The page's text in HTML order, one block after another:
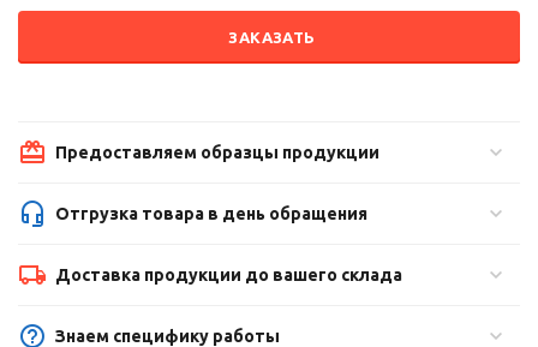
ЗАКАЗАТЬ
Предоставляем образцы продукции
Отгрузка товара в день обращения
Доставка продукции до вашего склада
Знаем специфику работы